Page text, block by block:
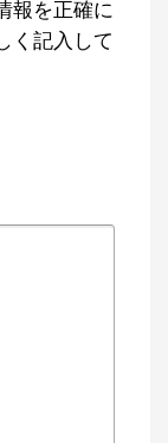
報を正確に
く記入して